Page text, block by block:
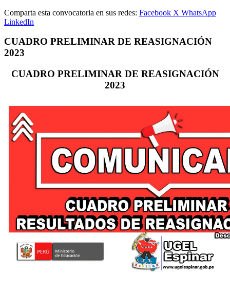
Comparta esta convocatoria en sus redes: Facebook X WhatsApp
LinkedIn
CUADRO PRELIMINAR DE REASIGNACIÓN
2023
CUADRO PRELIMINAR DE REASIGNACIÓN
2023